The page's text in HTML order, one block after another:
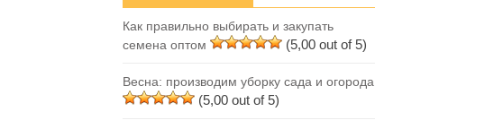
Как правильно выбирать и закупать
семена оптом
(5,00 out of 5)
Весна: производим уборку сада и огорода
(5,00 out of 5)